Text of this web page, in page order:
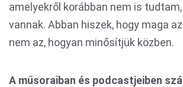
amelyekről korábban nem is
vannak. Abban hiszek, hogy maga
nem az, hogyan minősítjük közben.
A műsoraiban és podcastjeiben